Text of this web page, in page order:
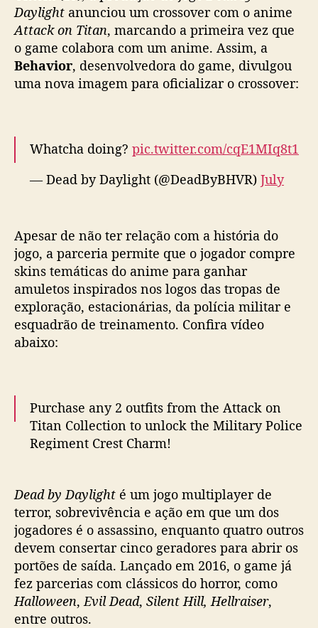
e
r
r
o
a
b
a
y
l
i
g
h
t
r
c
a
c
o
m
A
t
t
a
Daylight anunciou um crossover com o anime
Attack on Titan, marcando a primeira vez que
o game colabora com um anime. Assim, a
Behavior, desenvolvedora do game, divulgou
uma nova imagem para oficializar o crossover:
Whatcha doing? pic.twitter.com/cqE1MIq8t1
— Dead by Daylight (@DeadByBHVR) July
Apesar de não ter relação com a história do
jogo, a parceria permite que o jogador compre
skins temáticas do anime para ganhar
amuletos inspirados nos logos das tropas de
exploração, estacionárias, da polícia militar e
esquadrão de treinamento. Confira vídeo
abaixo:
Purchase any 2 outfits from the Attack on
Titan Collection to unlock the Military Police
Regiment Crest Charm!
— Dead by Daylight (@DeadByBHVR)July
13, 2022
Dead by Daylight é um jogo multiplayer de
terror, sobrevivência e ação em que um dos
jogadores é o assassino, enquanto quatro outros
devem consertar cinco geradores para abrir os
portões de saída. Lançado em 2016, o game já
fez parcerias com clássicos do horror, como
Halloween,Evil Dead, Silent Hill, Hellraiser,
entre outros.